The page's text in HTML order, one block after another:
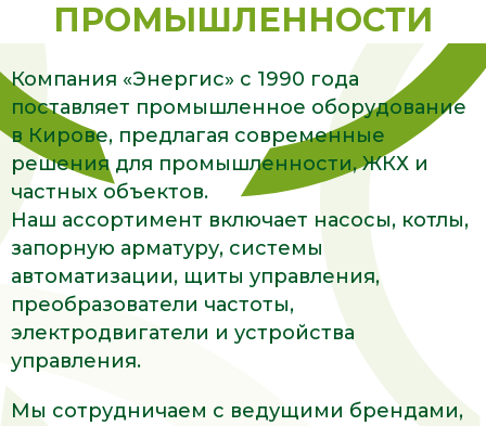
ПРОМЫШЛЕННОСТИ
Компания «Энергис» с 1990 года
поставляет промышленное оборудование
в Кирове, предлагая современные
решения для промышленности, ЖКХ и
частных объектов.
Наш ассортимент включает насосы, котлы,
запорную арматуру, системы
автоматизации, щиты управления,
преобразователи частоты,
электродвигатели и устройства
управления.
Мы сотрудничаем с ведущими брендами,